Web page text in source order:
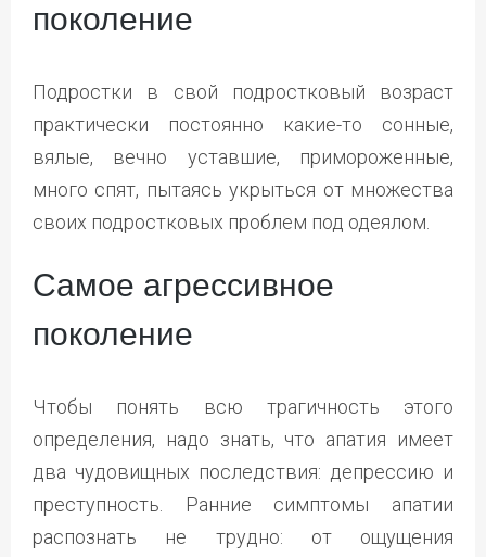
поколение
Подростки в свой подростковый возраст
практически постоянно какие-то сонные,
вялые, вечно уставшие, примороженные,
много спят, пытаясь укрыться от множества
своих подростковых проблем под одеялом.
Самое агрессивное
поколение
Чтобы понять всю трагичность этого
определения, надо знать, что апатия имеет
два чудовищных последствия: депрессию и
преступность. Ранние симптомы апатии
распознать не трудно: от ощущения